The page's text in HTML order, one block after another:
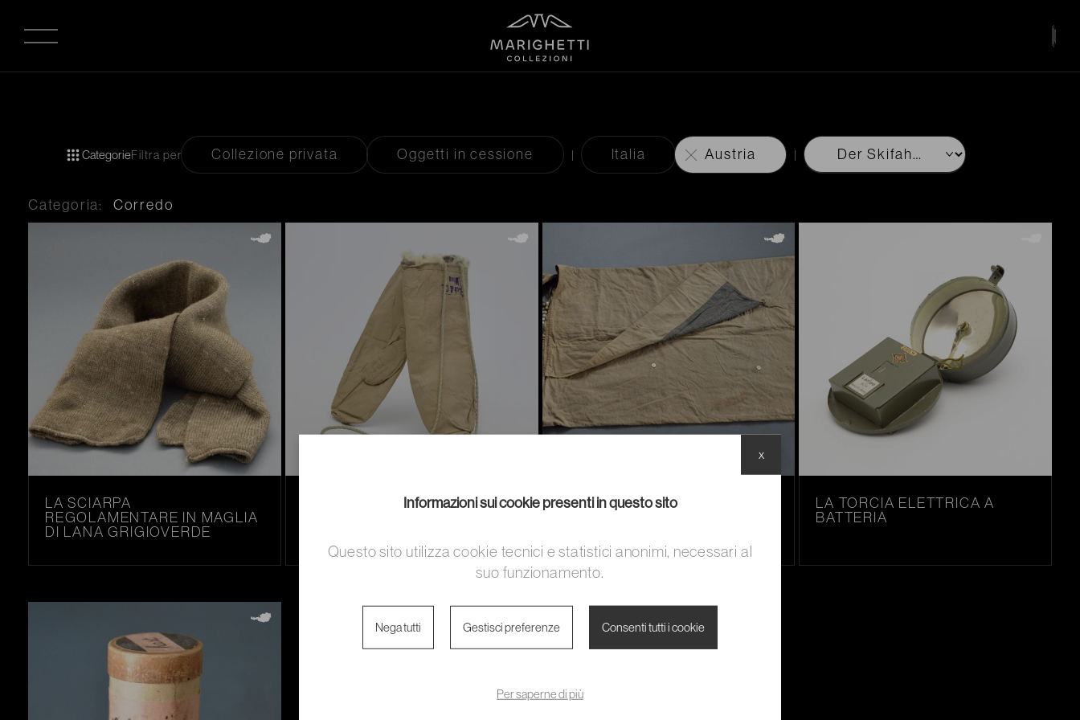
CategorieFiltra per Collezione privata Oggetti in cessione Italia Austria
Categoria: Corredo
LA SCIARPA
REGOLAMENTARE IN MAGLIA
DI LANA GRIGIOVERDE
LE MANOPOLE
IL SACCO DA NOTTE IN TELA
LA TORCIA ELETTRICA A
BATTERIA
Informazioni sui cookie presenti in questo sito
Questo sito utilizza cookie tecnici e statistici anonimi, necessari al
suo funzionamento.
Nega tutti Gestisci preferenze Consenti tutti i cookie
Per saperne di più
x
ALPINI
CAPORALMAGGIORE ALPINO "ESPLORATORE" DELLA 22^ COMPAGNIA SKIATORI